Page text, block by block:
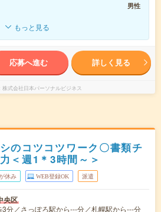
男性
もっと見る
応募へ進む 詳しく見る
株式会社日本パーソナルビジネス
のコツコツワーク〇書類チ
＜週1＊3時間～＞
休み WEB登録OK 派遣
央区
3分／さっぽろ駅から---分／札幌駅から---分